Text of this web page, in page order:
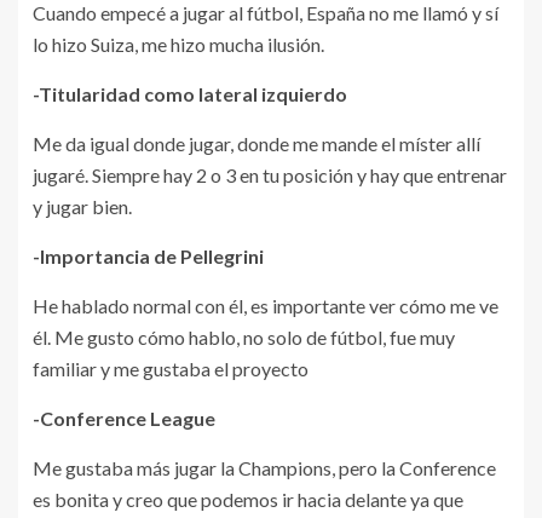
Cuando empecé a jugar al fútbol, España no me llamó y sí
lo hizo Suiza, me hizo mucha ilusión.
-Titularidad como lateral izquierdo
Me da igual donde jugar, donde me mande el míster allí
jugaré. Siempre hay 2 o 3 en tu posición y hay que entrenar
y jugar bien.
-Importancia de Pellegrini
He hablado normal con él, es importante ver cómo me ve
él. Me gusto cómo hablo, no solo de fútbol, fue muy
familiar y me gustaba el proyecto
-Conference League
Me gustaba más jugar la Champions, pero la Conference
es bonita y creo que podemos ir hacia delante ya que